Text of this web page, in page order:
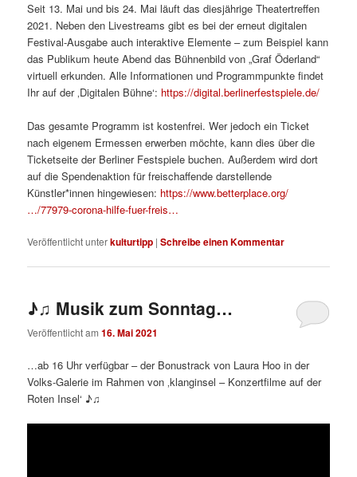
Seit 13. Mai und bis 24. Mai läuft das diesjährige Theatertreffen
2021. Neben den Livestreams gibt es bei der erneut digitalen
Festival-Ausgabe auch interaktive Elemente – zum Beispiel kann
das Publikum heute Abend das Bühnenbild von „Graf Öderland“
virtuell erkunden. Alle Informationen und Programmpunkte findet
Ihr auf der ‚Digitalen Bühne‘: https://digital.berlinerfestspiele.de/
Das gesamte Programm ist kostenfrei. Wer jedoch ein Ticket
nach eigenem Ermessen erwerben möchte, kann dies über die
Ticketseite der Berliner Festspiele buchen. Außerdem wird dort
auf die Spendenaktion für freischaffende darstellende
Künstler*innen hingewiesen: https://www.betterplace.org/
…/77979-corona-hilfe-fuer-freis…
Veröffentlicht unterkulturtipp |Schreibe einen Kommentar
♪♫ Musik zum Sonntag…
Veröffentlicht am16. Mai 2021
…ab 16 Uhr verfügbar – der Bonustrack von Laura Hoo in der
Volks-Galerie im Rahmen von ‚klanginsel – Konzertfilme auf der
Roten Insel‘ ♪♫